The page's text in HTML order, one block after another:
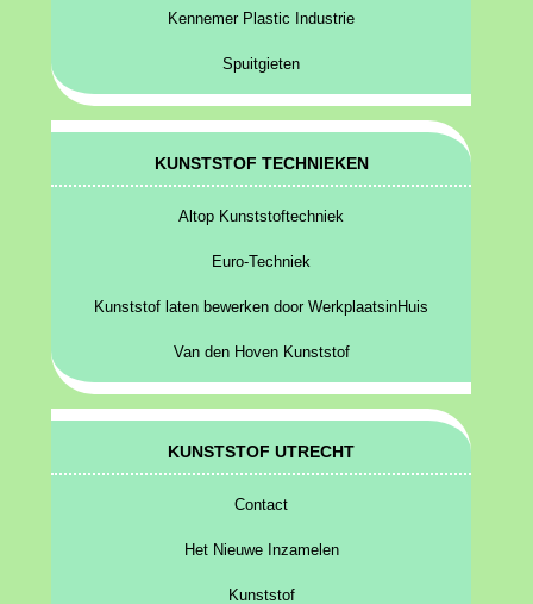
Kennemer Plastic Industrie
Spuitgieten
KUNSTSTOF TECHNIEKEN
Altop Kunststoftechniek
Euro-Techniek
Kunststof laten bewerken door WerkplaatsinHuis
Van den Hoven Kunststof
KUNSTSTOF UTRECHT
Contact
Het Nieuwe Inzamelen
Kunststof